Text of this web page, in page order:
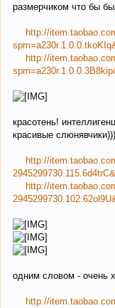
размерчиком что бы
http://
http://
красотень!
красивые слюнявчики)))
http://
http://
одним словом - очень
http://